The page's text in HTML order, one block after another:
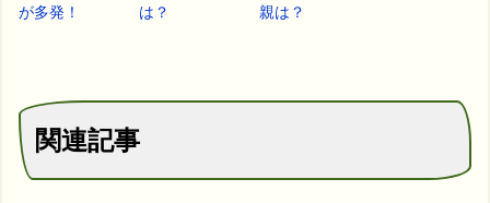
が多発！
は？
親は？
関連記事